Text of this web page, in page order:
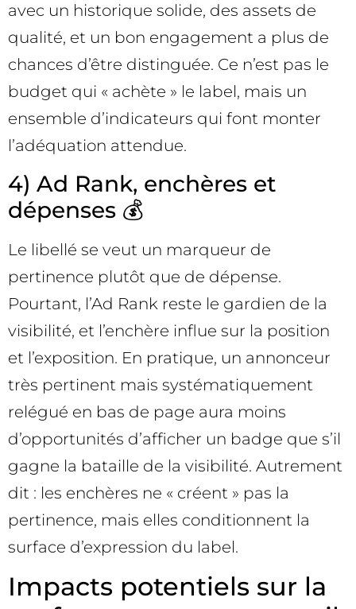
avec un historique solide, des assets de
qualité, et un bon engagement a plus de
chances d’être distinguée. Ce n’est pas le
budget qui « achète » le label, mais un
ensemble d’indicateurs qui font monter
l’adéquation attendue.
4) Ad Rank, enchères et
dépenses 💰
Le libellé se veut un marqueur de
pertinence plutôt que de dépense.
Pourtant, l’Ad Rank reste le gardien de la
visibilité, et l’enchère influe sur la position
et l’exposition. En pratique, un annonceur
très pertinent mais systématiquement
relégué en bas de page aura moins
d’opportunités d’afficher un badge que s’il
gagne la bataille de la visibilité. Autrement
dit : les enchères ne « créent » pas la
pertinence, mais elles conditionnent la
surface d’expression du label.
Impacts potentiels sur la